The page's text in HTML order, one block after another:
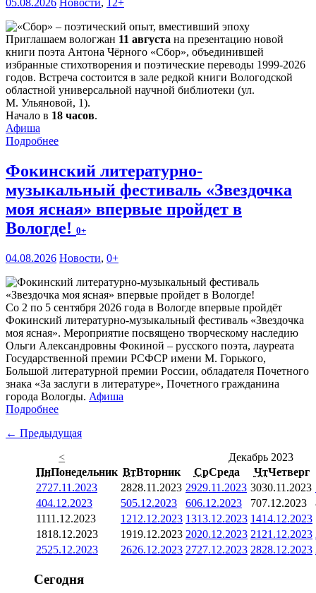
05.08.2026 Новости, 12+
Приглашаем вологжан 11 августа на презентацию новой
книги поэта Антона Чёрного «Сбор», объединившей
избранные стихотворения и поэтические переводы 1999-2026
годов. Встреча состоится в зале редкой книги Вологодской
областной универсальной научной библиотеки (ул.
М. Ульяновой, 1).
Начало в 18 часов.
Афиша
Подробнее
Фокинский литературно-
музыкальный фестиваль «Звездочка
моя ясная» впервые пройдет в
Вологде! 0+
04.08.2026 Новости, 0+
Со 2 по 5 сентября 2026 года в Вологде впервые пройдёт
Фокинский литературно-музыкальный фестиваль «Звездочка
моя ясная». Мероприятие посвящено творческому наследию
Ольги Александровны Фокиной – русского поэта, лауреата
Государственной премии РСФСР имени М. Горького,
Большой литературной премии России, обладателя Почетного
знака «За заслуги в литературе», Почетного гражданина
города Вологды. Афиша
Подробнее
← Предыдущая
<
Декабрь 2023
ПнПонедельник ВтВторник СрСреда ЧтЧетверг
2727.11.2023 2828.11.2023 2929.11.2023 3030.11.2023
404.12.2023 505.12.2023 606.12.2023 707.12.2023
1111.12.2023 1212.12.2023 1313.12.2023 1414.12.2023
1818.12.2023 1919.12.2023 2020.12.2023 21 21.12.2023
2525.12.2023 2626.12.2023 2727.12.2023 2828.12.2023
Сегодня